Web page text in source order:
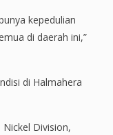
kepedulian
di daerah ini,”
di Halmahera
Division,